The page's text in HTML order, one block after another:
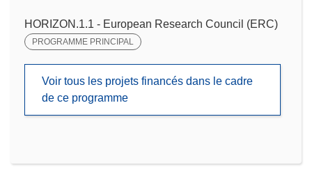
HORIZON.1.1 - European Research Council (ERC)
PROGRAMME PRINCIPAL
Voir tous les projets financés dans le cadre
de ce programme